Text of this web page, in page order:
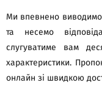
Ми впевнено виводимо
та несемо
слугуватиме вам
характеристики.
онлайн зі швидкою